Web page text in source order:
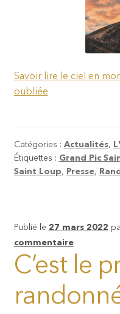
Savoir lire le ciel en
oubliée
Catégories : Actualités,
Étiquettes : Grand Pic
Saint Loup, Presse,
Publié le 27 mars 2022
commentaire
C’est le